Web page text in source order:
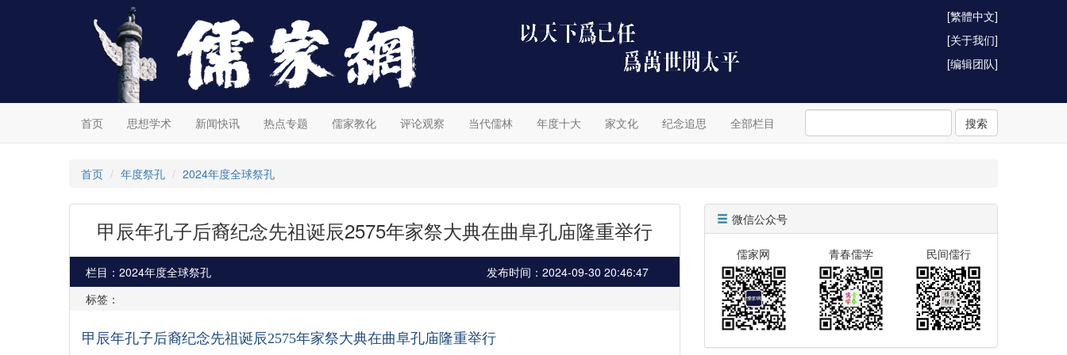
[繁體中文]
[关于我们]
[编辑团队]
首页 思想学术 新闻快讯 热点专题 儒家教化 评论观察 当代儒林 年度十大 家文化 纪念追思 全部栏目 搜索
首页 年度祭孔 2024年度全球祭孔
甲辰年孔子后裔纪念先祖诞辰2575年家祭大典在曲阜孔庙隆重举行
栏目：2024年度全球祭孔
发布时间：2024-09-30 20:46:47
标签：
甲辰年孔子后裔纪念先祖诞辰2575年家祭大典在曲阜孔庙隆重举行
微信公众号
儒家网 青春儒学 民间儒行